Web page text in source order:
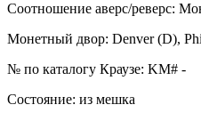
Соотношение аверс/реверс:
Монетный двор: Denver (D),
№ по каталогу Краузе: KM# -
Состояние: из мешка